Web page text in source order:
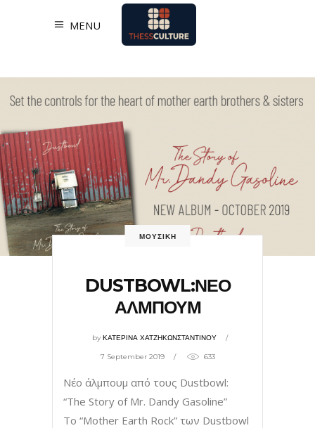
MENU
ΜΟΥΣΙΚΗ
DUSTBOWL:ΝΕΟ
ΑΛΜΠΟΥΜ
byΚΑΤΕΡΙΝΑ ΧΑΤΖΗΚΩΝΣΤΑΝΤΙΝΟΥ
7 September 2019 633
Νέο άλμπουμ από τους Dustbowl:
“The Story of Mr. Dandy Gasoline”
Το “Mother Earth Rock” των Dustbowl